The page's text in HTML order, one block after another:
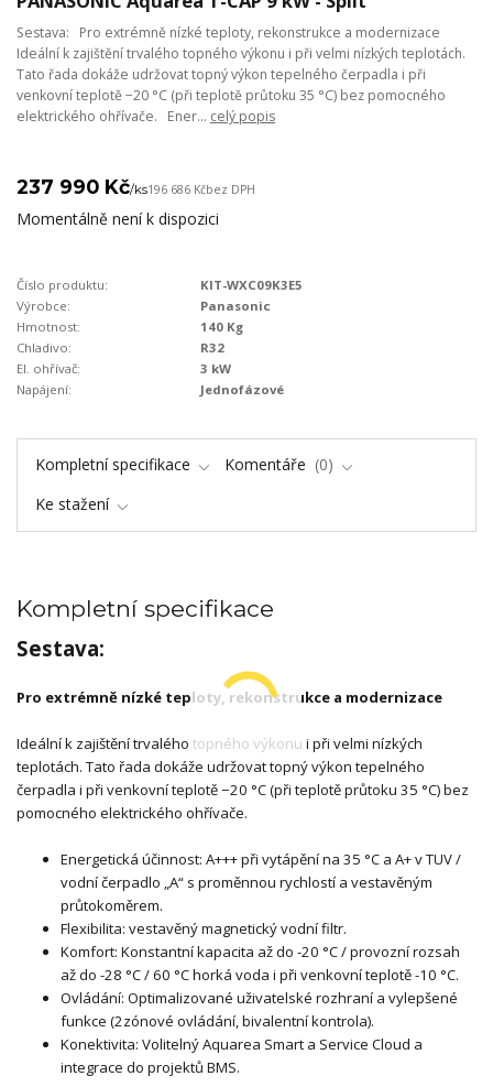
Sestava: Pro extrémně nízké teploty, rekonstrukce a modernizace
Ideální k zajištění trvalého topného výkonu i při velmi nízkých teplotách.
Tato řada dokáže udržovat topný výkon tepelného čerpadla i při
venkovní teplotě −20 °C (při teplotě průtoku 35 °C) bez pomocného
elektrického ohřívače. Ener... celý popis
237 990 Kč/ks196 686 Kčbez DPH
Momentálně není k dispozici
Číslo produktu:
KIT-WXC09K3E5
Výrobce:
Panasonic
Hmotnost:
140 Kg
Chladivo:
R32
El. ohřívač:
3 kW
Napájení:
Jednofázové
Kompletní specifikace Komentáře
0
Ke stažení
Kompletní specifikace
Sestava:
Pro extrémně nízké teploty, rekonstrukce a modernizace
Ideální k zajištění trvalého topného výkonu i při velmi nízkých
teplotách. Tato řada dokáže udržovat topný výkon tepelného
čerpadla i při venkovní teplotě −20 °C (při teplotě průtoku 35 °C) bez
pomocného elektrického ohřívače.
Energetická účinnost: A+++ při vytápění na 35 °C a A+ v TUV /
vodní čerpadlo „A“ s proměnnou rychlostí a vestavěným
průtokoměrem.
Flexibilita: vestavěný magnetický vodní filtr.
Komfort: Konstantní kapacita až do -20 °C / provozní rozsah
až do -28 °C / 60 °C horká voda i při venkovní teplotě -10 °C.
Ovládání: Optimalizované uživatelské rozhraní a vylepšené
funkce (2zónové ovládání, bivalentní kontrola).
Konektivita: Volitelný Aquarea Smart a Service Cloud a
integrace do projektů BMS.